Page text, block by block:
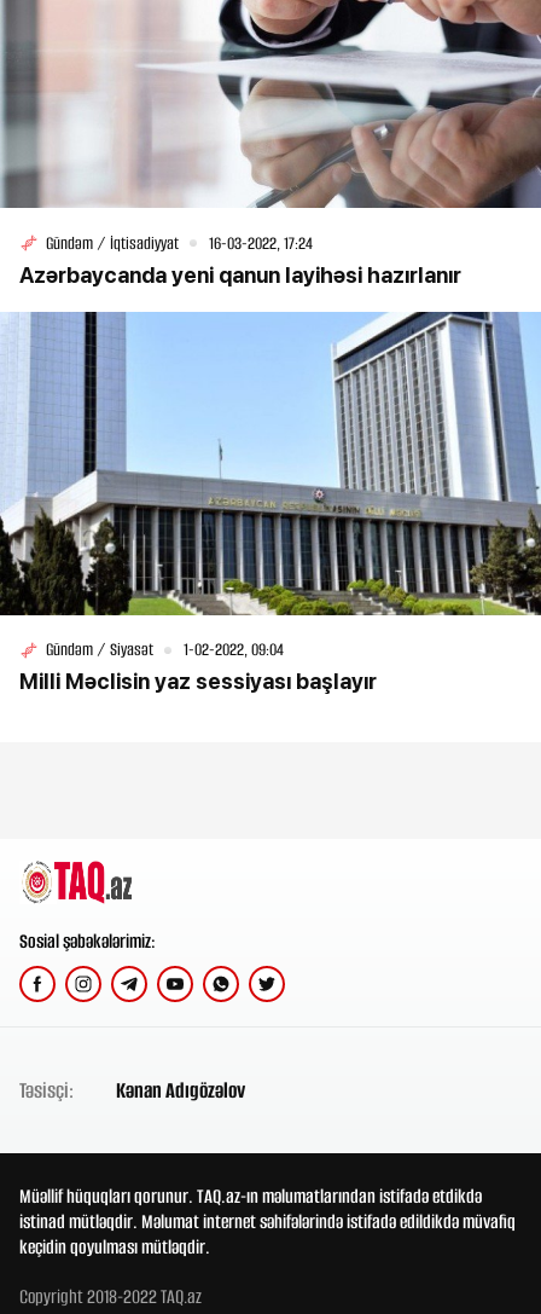
Gündəm / İqtisadiyyat 16-03-2022, 17:24
Azərbaycanda yeni qanun layihəsi hazırlanır
Gündəm / Siyasət 1-02-2022, 09:04
Milli Məclisin yaz sessiyası başlayır
Sosial şəbəkələrimiz:
Təsisçi: Kənan Adıgözəlov
Müəllif hüquqları qorunur. TAQ.az-ın məlumatlarından istifadə etdikdə
istinad mütləqdir. Məlumat internet səhifələrində istifadə edildikdə müvafiq
keçidin qoyulması mütləqdir.
Copyright 2018-2022 TAQ.az